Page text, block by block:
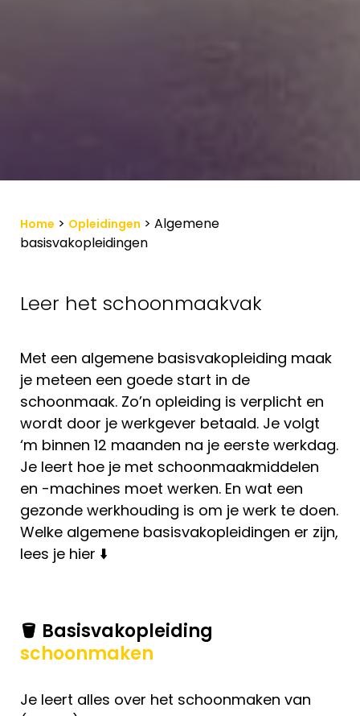
Home > Opleidingen > Algemene
basisvakopleidingen
Leer het schoonmaakvak
Met een algemene basisvakopleiding maak
je meteen een goede start in de
schoonmaak. Zo’n opleiding is verplicht en
wordt door je werkgever betaald. Je volgt
‘m binnen 12 maanden na je eerste werkdag.
Je leert hoe je met schoonmaakmiddelen
en -machines moet werken. En wat een
gezonde werkhouding is om je werk te doen.
Welke algemene basisvakopleidingen er zijn,
lees je hier ⬇️
🪣 Basisvakopleiding
schoonmaken
Je leert alles over het schoonmaken van